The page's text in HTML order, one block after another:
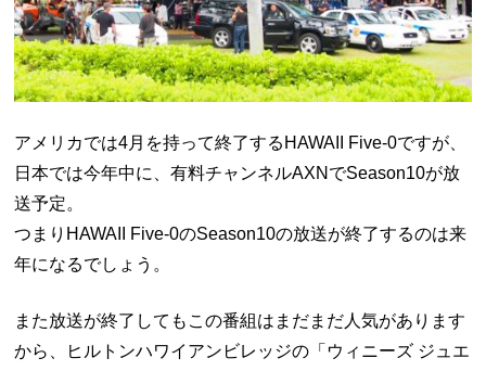
アメリカでは4月を持って終了するHAWAII Five-0ですが、
日本では今年中に、有料チャンネルAXNでSeason10が放
送予定。
つまりHAWAII Five-0のSeason10の放送が終了するのは来
年になるでしょう。
また放送が終了してもこの番組はまだまだ人気があります
から、ヒルトンハワイアンビレッジの「ウィニーズ ジュエ